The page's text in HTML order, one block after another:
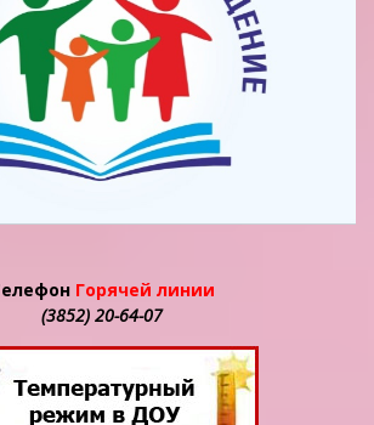
Горячей линии
(3852) 20-64-07